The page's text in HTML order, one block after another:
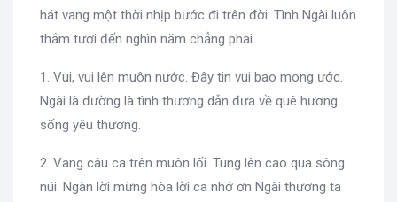
hát vang một thời nhịp bước đi trên đời. Tình Ngài luôn
thắm tươi đến nghìn năm chẳng phai.
1. Vui, vui lên muôn nước. Đây tin vui bao mong ước.
Ngài là đường là tình thương dẫn đưa về quê hương
sống yêu thương.
2. Vang câu ca trên muôn lối. Tung lên cao qua sông
núi. Ngàn lời mừng hòa lời ca nhớ ơn Ngài thương ta